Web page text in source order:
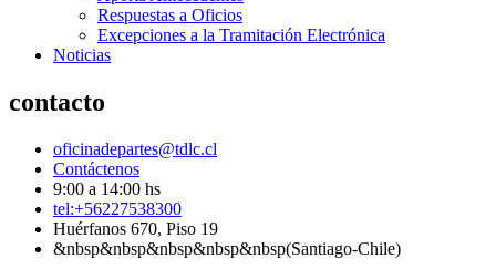
Respuestas a Oficios
Excepciones a la Tramitación Electrónica
Noticias
contacto
oficinadepartes@tdlc.cl
Contáctenos
9:00 a 14:00 hs
tel:+56227538300
Huérfanos 670, Piso 19
&nbsp&nbsp&nbsp&nbsp&nbsp(Santiago-Chile)